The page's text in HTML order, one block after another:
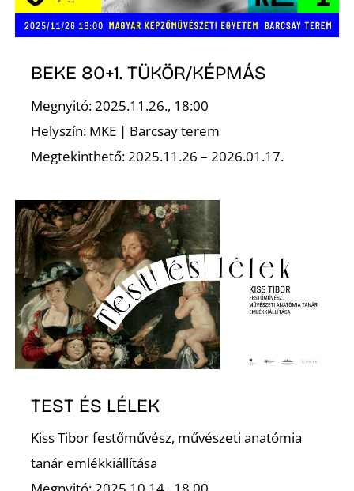
BEKE 80+1. TÜKÖR/KÉPMÁS
Megnyitó: 2025.11.26., 18:00
Helyszín: MKE | Barcsay terem
Megtekinthető: 2025.11.26 – 2026.01.17.
TEST ÉS LÉLEK
Kiss Tibor festőművész, művészeti anatómia
tanár emlékkiállítása